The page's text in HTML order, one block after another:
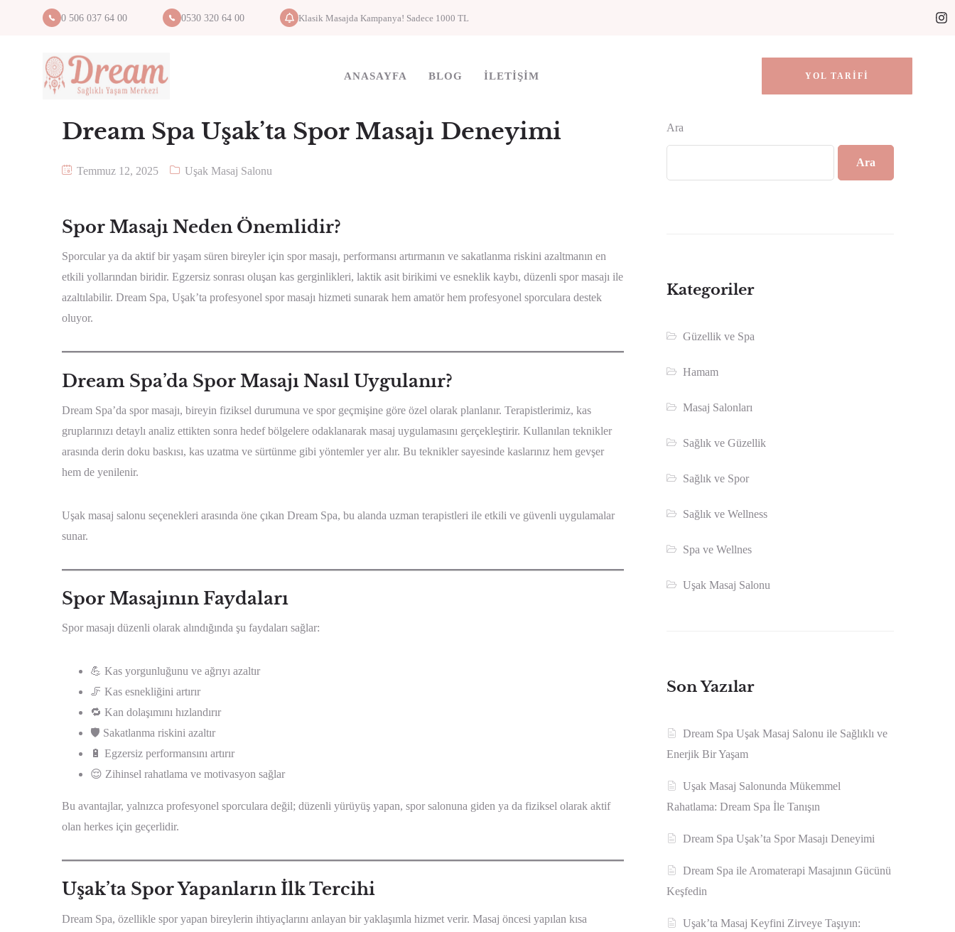
0 506 037 64 00 0530 320 64 00 Klasik Masajda Kampanya! Sadece 1000 TL
ANASAYFA BLOG İLETIŞIM YOL TARIFI
Dream Spa Uşak’ta Spor Masajı Deneyimi
Temmuz 12, 2025 Uşak Masaj Salonu
Spor Masajı Neden Önemlidir?
Sporcular ya da aktif bir yaşam süren bireyler için spor masajı, performansı artırmanın ve sakatlanma riskini azaltmanın en
etkili yollarından biridir. Egzersiz sonrası oluşan kas gerginlikleri, laktik asit birikimi ve esneklik kaybı, düzenli spor masajı ile
azaltılabilir. Dream Spa, Uşak’ta profesyonel spor masajı hizmeti sunarak hem amatör hem profesyonel sporculara destek
oluyor.
Dream Spa’da Spor Masajı Nasıl Uygulanır?
Dream Spa’da spor masajı, bireyin fiziksel durumuna ve spor geçmişine göre özel olarak planlanır. Terapistlerimiz, kas
gruplarınızı detaylı analiz ettikten sonra hedef bölgelere odaklanarak masaj uygulamasını gerçekleştirir. Kullanılan teknikler
arasında derin doku baskısı, kas uzatma ve sürtünme gibi yöntemler yer alır. Bu teknikler sayesinde kaslarınız hem gevşer
hem de yenilenir.
Uşak masaj salonu seçenekleri arasında öne çıkan Dream Spa, bu alanda uzman terapistleri ile etkili ve güvenli uygulamalar
sunar.
Spor Masajının Faydaları
Spor masajı düzenli olarak alındığında şu faydaları sağlar:
💪 Kas yorgunluğunu ve ağrıyı azaltır
🦵 Kas esnekliğini artırır
🔁 Kan dolaşımını hızlandırır
🛡️ Sakatlanma riskini azaltır
🔋 Egzersiz performansını artırır
😌 Zihinsel rahatlama ve motivasyon sağlar
Bu avantajlar, yalnızca profesyonel sporculara değil; düzenli yürüyüş yapan, spor salonuna giden ya da fiziksel olarak aktif
olan herkes için geçerlidir.
Uşak’ta Spor Yapanların İlk Tercihi
Dream Spa, özellikle spor yapan bireylerin ihtiyaçlarını anlayan bir yaklaşımla hizmet verir. Masaj öncesi yapılan kısa
Ara
Ara
Kategoriler
Güzellik ve Spa
Hamam
Masaj Salonları
Sağlık ve Güzellik
Sağlık ve Spor
Sağlık ve Wellness
Spa ve Wellnes
Uşak Masaj Salonu
Son Yazılar
Dream Spa Uşak Masaj Salonu ile Sağlıklı ve
Enerjik Bir Yaşam
Uşak Masaj Salonunda Mükemmel
Rahatlama: Dream Spa İle Tanışın
Dream Spa Uşak’ta Spor Masajı Deneyimi
Dream Spa ile Aromaterapi Masajının Gücünü
Keşfedin
Uşak’ta Masaj Keyfini Zirveye Taşıyın: